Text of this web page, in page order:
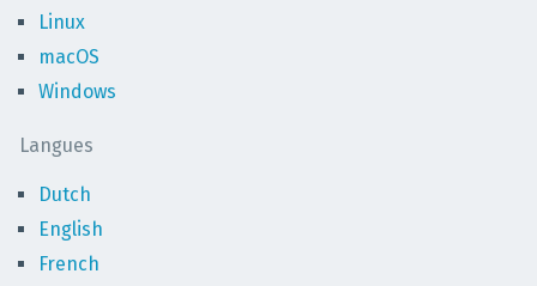
Linux
macOS
Windows
Langues
Dutch
English
French